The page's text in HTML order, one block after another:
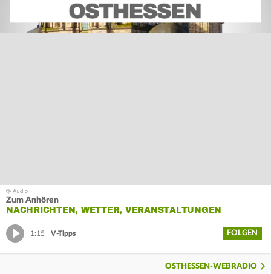
Zum Anhören
NACHRICHTEN, WETTER, VERANSTALTUNGEN
1:15 V-Tipps FOLGEN
OSTHESSEN-WEBRADIO